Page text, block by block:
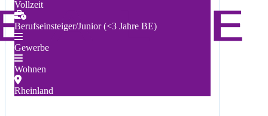
Vollzeit
Berufseinsteiger/Junior (<3 Jahre BE)
Gewerbe
Wohnen
Rheinland